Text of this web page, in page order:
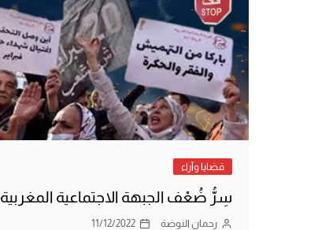
قضايا وآراء
سِرُّ ضُعْف الجبهة الاجتماعية المغربية
رحمان النوضة 11/12/2022